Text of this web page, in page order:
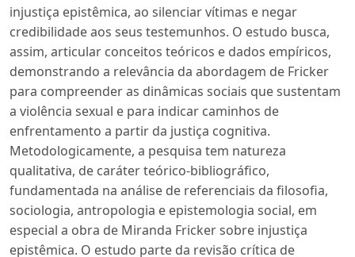
injustiça epistêmica, ao silenciar vítimas e negar
credibilidade aos seus testemunhos. O estudo busca,
assim, articular conceitos teóricos e dados empíricos,
demonstrando a relevância da abordagem de Fricker
para compreender as dinâmicas sociais que sustentam
a violência sexual e para indicar caminhos de
enfrentamento a partir da justiça cognitiva.
Metodologicamente, a pesquisa tem natureza
qualitativa, de caráter teórico-bibliográfico,
fundamentada na análise de referenciais da filosofia,
sociologia, antropologia e epistemologia social, em
especial a obra de Miranda Fricker sobre injustiça
epistêmica. O estudo parte da revisão crítica de